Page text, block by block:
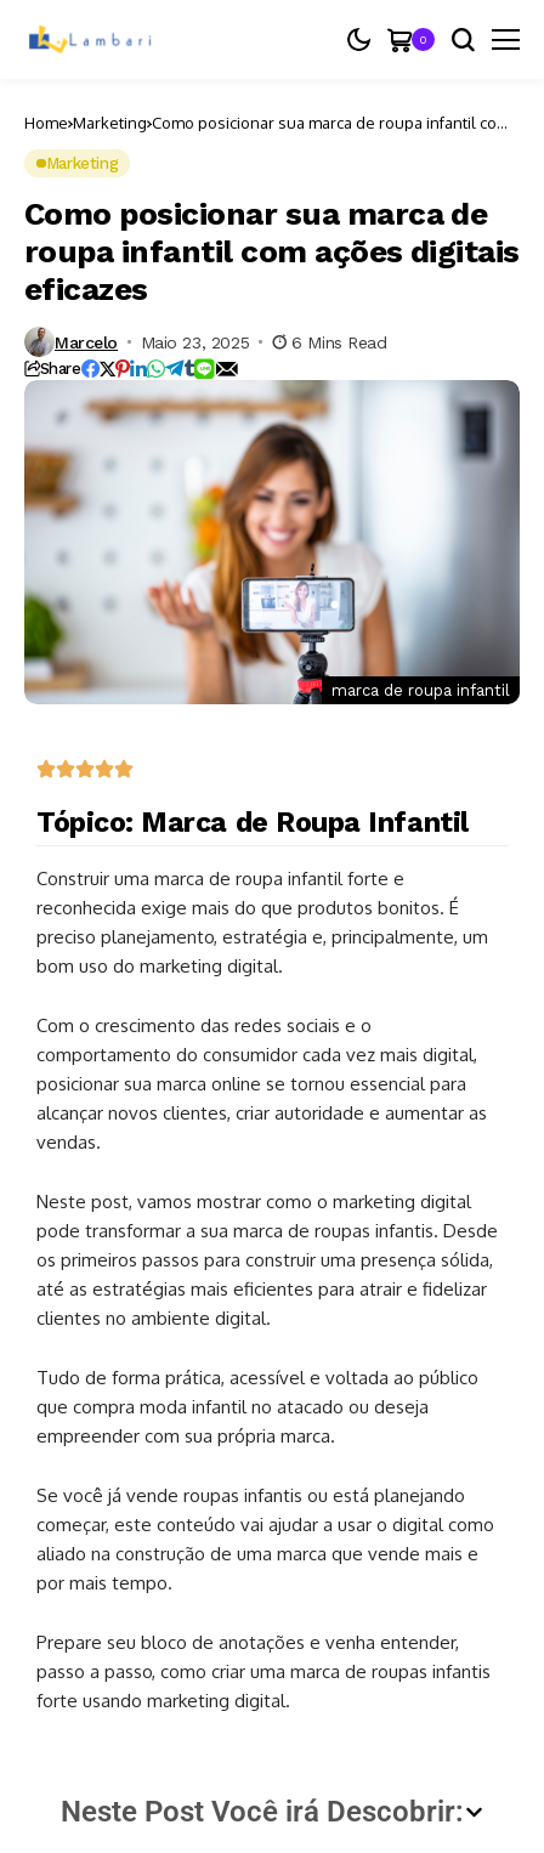
0
Home Marketing Como posicionar sua marca de roupa infantil com
Marketing
Como posicionar sua marca de
roupa infantil com ações digitais
eficazes
Marcelo Maio 23, 2025 6 Mins Read
Share
marca de roupa infantil
Tópico: Marca de Roupa Infantil
Construir uma marca de roupa infantil forte e
reconhecida exige mais do que produtos bonitos. É
preciso planejamento, estratégia e, principalmente, um
bom uso do marketing digital.
Com o crescimento das redes sociais e o
comportamento do consumidor cada vez mais digital,
posicionar sua marca online se tornou essencial para
alcançar novos clientes, criar autoridade e aumentar as
vendas.
Neste post, vamos mostrar como o marketing digital
pode transformar a sua marca de roupas infantis. Desde
os primeiros passos para construir uma presença sólida,
até as estratégias mais eficientes para atrair e fidelizar
clientes no ambiente digital.
Tudo de forma prática, acessível e voltada ao público
que compra moda infantil no atacado ou deseja
empreender com sua própria marca.
Se você já vende roupas infantis ou está planejando
começar, este conteúdo vai ajudar a usar o digital como
aliado na construção de uma marca que vende mais e
por mais tempo.
Prepare seu bloco de anotações e venha entender,
passo a passo, como criar uma marca de roupas infantis
forte usando marketing digital.
Neste Post Você irá Descobrir: